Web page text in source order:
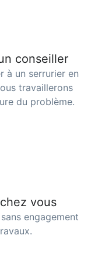
conseiller
à un serrurier en
travaillerons
du problème.
vous
engagement